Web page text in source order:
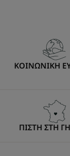
ΚΟΙΝΩΝΙΚΗ
ΠΙΣΤΗ ΣΤΗ